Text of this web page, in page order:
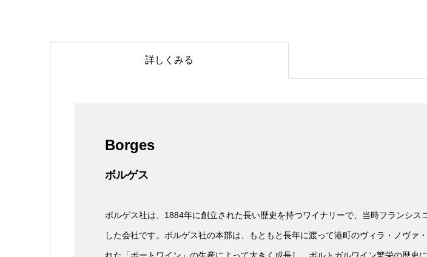
詳しくみる
Borges
ボルゲス
ボルゲス社は、1884年に創立された長い歴史を持つワイナリーで、当時フランシ
した会社です。ボルゲス社の本部は、もともと長年に渡って港町のヴィラ・ノヴ